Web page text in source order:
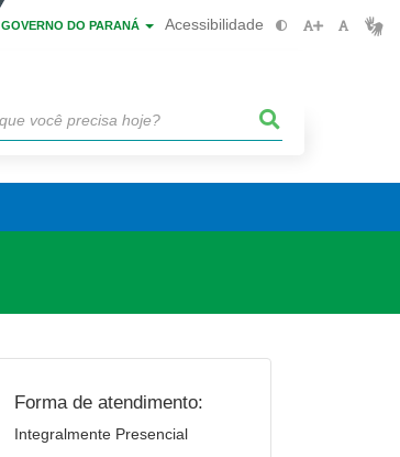
GOVERNO DO PARANÁ Acessibilidade
Forma de atendimento:
Integralmente Presencial